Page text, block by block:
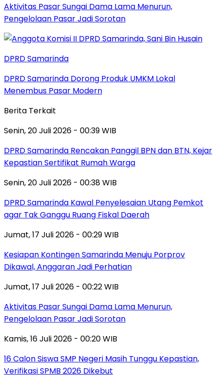
Aktivitas Pasar Sungai Dama Lama Menurun,
Pengelolaan Pasar Jadi Sorotan
DPRD Samarinda
DPRD Samarinda Dorong Produk UMKM Lokal
Menembus Pasar Modern
Berita Terkait
Senin, 20 Juli 2026 - 00:39 WIB
DPRD Samarinda Rencakan Panggil BPN dan BTN, Kejar
Kepastian Sertifikat Rumah Warga
Senin, 20 Juli 2026 - 00:38 WIB
DPRD Samarinda Kawal Penyelesaian Utang Pemkot
agar Tak Ganggu Ruang Fiskal Daerah
Jumat, 17 Juli 2026 - 00:29 WIB
Kesiapan Kontingen Samarinda Menuju Porprov
Dikawal, Anggaran Jadi Perhatian
Jumat, 17 Juli 2026 - 00:22 WIB
Aktivitas Pasar Sungai Dama Lama Menurun,
Pengelolaan Pasar Jadi Sorotan
Kamis, 16 Juli 2026 - 00:20 WIB
16 Calon Siswa SMP Negeri Masih Tunggu Kepastian,
Verifikasi SPMB 2026 Dikebut